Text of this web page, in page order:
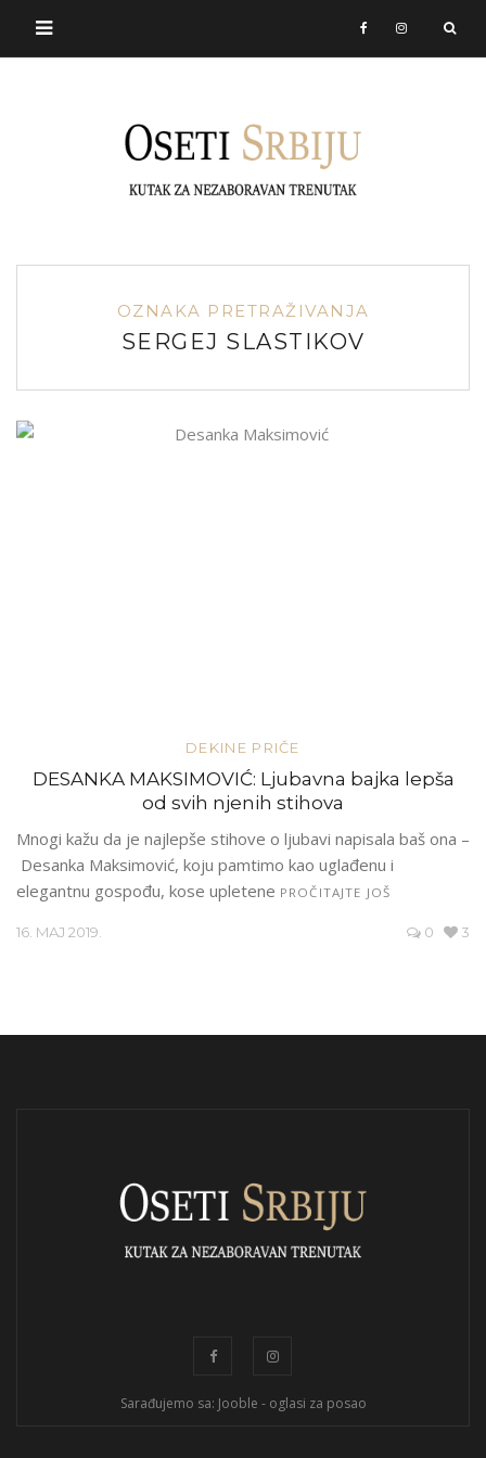
OZNAKA PRETRAŽIVANJA
SERGEJ SLASTIKOV
DEKINE PRIČE
DESANKA MAKSIMOVIĆ: Ljubavna bajka lepša
od svih njenih stihova
Mnogi kažu da je najlepše stihove o ljubavi napisala baš ona –
Desanka Maksimović, koju pamtimo kao uglađenu i
elegantnu gospođu, kose upletene PROČITAJTE JOŠ
16. MAJ 2019. 0 3
Sarađujemo sa: Jooble - oglasi za posao